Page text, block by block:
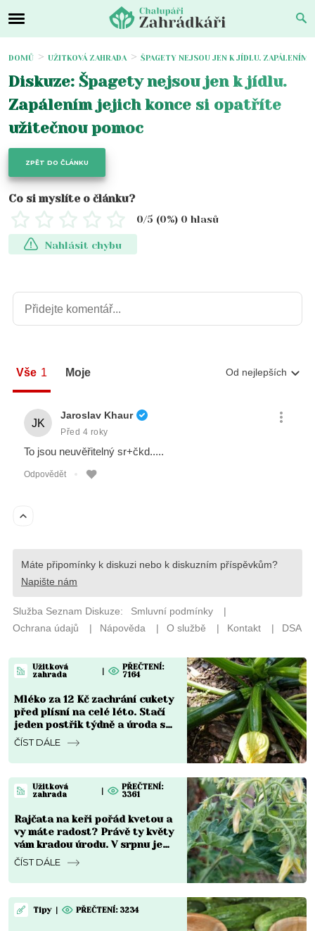
DOMŮ UŽITKOVÁ ZAHRADA ŠPAGETY NEJSOU JEN K JÍDLU.
Diskuze: Špagety nejsou jen k jídlu.
Zapálením jejich konce si opatříte
užitečnou pomoc
ZPĚT DO ČLÁNKU
Co si myslíte o článku?
0/5 (0%) 0 hlasů
Nahlásit chybu
Užitková
zahrada
|
PŘEČTENÍ:
7164
Mléko za 12 Kč zachrání cukety
před plísní na celé léto. Stačí
jeden postřik týdně a úroda se
zdvojnásobí
ČÍST DÁLE
Užitková
zahrada
|
PŘEČTENÍ:
3361
Rajčata na keři pořád kvetou a
vy máte radost? Právě ty květy
vám kradou úrodu. V srpnu je
musíte zastavit
ČÍST DÁLE
Tipy | PŘEČTENÍ: 3234